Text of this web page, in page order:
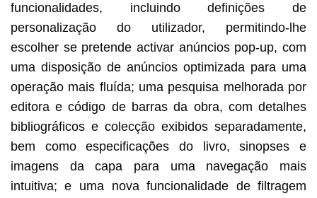
funcionalidades, incluindo definições de
personalização do utilizador, permitindo-lhe
escolher se pretende activar anúncios pop-up, com
uma disposição de anúncios optimizada para uma
operação mais fluída; uma pesquisa melhorada por
editora e código de barras da obra, com detalhes
bibliográficos e colecção exibidos separadamente,
bem como especificações do livro, sinopses e
imagens da capa para uma navegação mais
intuitiva; e uma nova funcionalidade de filtragem